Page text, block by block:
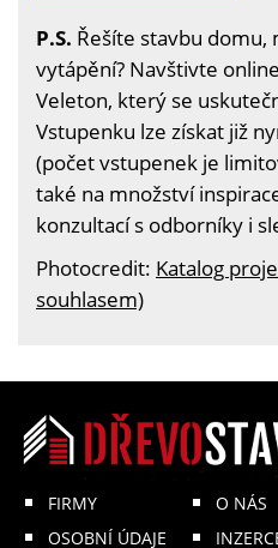
P.S. Řešíte stavbu domu,
vytápění? Navštivte
Veleton, který se
Vstupenku lze získat již
(počet vstupenek je
také na množství
konzultací s odborníky i
Photocredit: Katalog
souhlasem)
FIRMY
OSOBNÍ ÚDAJE
O NÁS